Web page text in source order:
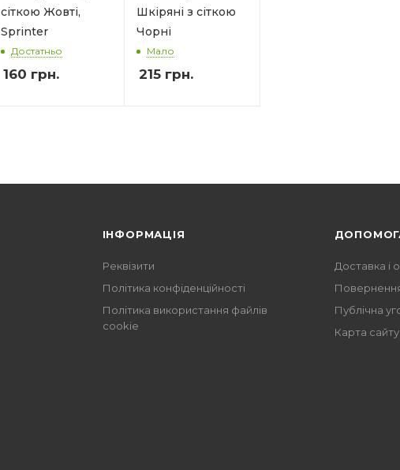
сіткою Жовті,
Sprinter
Достатньо
160 грн.
Шкіряні з сіткою
Чорні
Мало
215 грн.
ІНФОРМАЦІЯ
Реквізити
Політика конфіденційності
Політика використання файлів
cookie
Доставка і
Публічна
Карта сайту